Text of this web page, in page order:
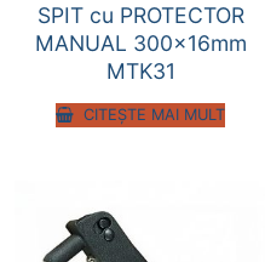
SPIT cu PROTECTOR
MANUAL 300x16mm
MTK31
CITEȘTE MAI MULT